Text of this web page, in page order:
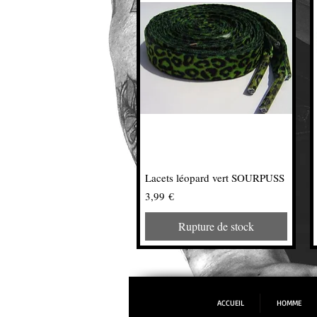
Lacets léopard vert SOURPUSS
Prix
3,99 €
Rupture de stock
ACCUEIL HOMME